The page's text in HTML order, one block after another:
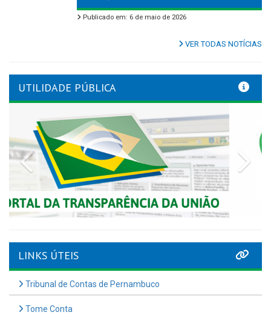
Publicado em: 6 de maio de 2026
VER TODAS NOTÍCIAS
UTILIDADE PÚBLICA
Previous
LINKS ÚTEIS
Tribunal de Contas de Pernambuco
Tome Conta